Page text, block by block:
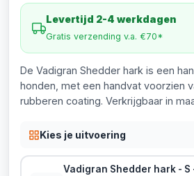
Levertijd 2-4 werkdagen
Gratis verzending v.a. €70*
De Vadigran Shedder hark is een
honden, met een handvat voorzien
rubberen coating. Verkrijgbaar in
Kies je uitvoering
Vadigran Shedder hark - S